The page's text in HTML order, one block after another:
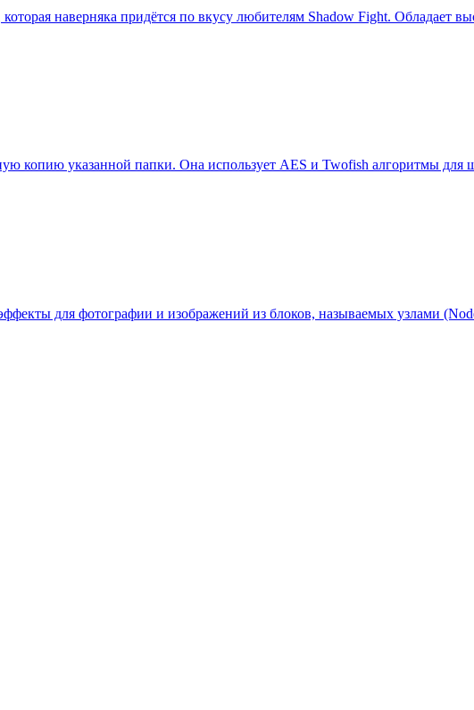
наверняка придётся по вкусу любителям Shadow Fight. Обладает
копию указанной папки. Она использует AES и Twofish алгоритмы для
для фотографии и изображений из блоков, называемых узлами